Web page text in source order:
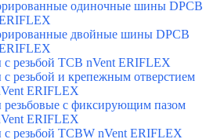
одиночные шины DPCB
двойные шины DPCB
резьбой TCB nVent ERIFLEX
резьбой и крепежным отверстием
ERIFLEX
с фиксирующим пазом
ERIFLEX
резьбой TCBW nVent ERIFLEX